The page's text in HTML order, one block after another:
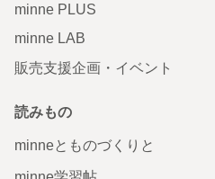
minne PLUS
minne LAB
販売支援企画・イベント
読みもの
minneとものづくりと